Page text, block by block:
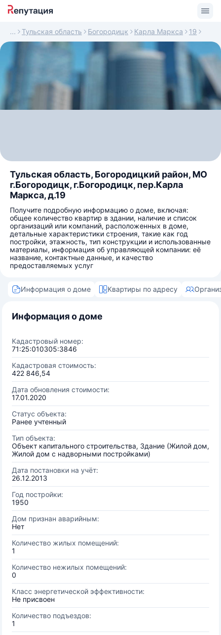
Тульская область Богородицк Карла Маркса 19
Тульская область, Богородицкий район, МО
г.Богородицк, г.Богородицк, пер.Карла
Маркса, д.19
Получите подробную информацию о доме, включая:
общее количество квартир в здании, наличие и список
организаций или компаний, расположенных в доме,
детальные характеристики строения, такие как год
постройки, этажность, тип конструкции и использованные
материалы, информация об управляющей компании: её
название, контактные данные, и качество
предоставляемых услуг
Информация о доме Квартиры по адресу
Информация о доме
Кадастровый номер:
71:25:010305:3846
Кадастровая стоимость:
422 846,54
Дата обновления стоимости:
17.01.2020
Статус объекта:
Ранее учтенный
Тип объекта:
Объект капитального строительства, Здание (Жилой дом,
Жилой дом с надворными постройками)
Дата постановки на учёт:
26.12.2013
Год постройки:
1950
Дом признан аварийным:
Нет
Количество жилых помещений:
1
Количество нежилых помещений:
0
Класс энергетической эффективности:
Не присвоен
Количество подъездов:
1